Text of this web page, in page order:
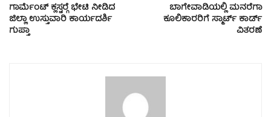
ಗಾರ್ಮೆಂಟ್ ಕ್ಲಸ್ಟರ್‍ಗೆ ಭೇಟಿ ನೀಡಿದ
ಜಿಲ್ಲಾ ಉಸ್ತುವಾರಿ ಕಾರ್ಯದರ್ಶಿ
ಗುಪ್ತಾ
ಬಾಗೇವಾಡಿಯಲ್ಲಿ ಮನರೆಗಾ
ಕೂಲಿಕಾರರಿಗೆ ಸ್ಮಾರ್ಟ್ ಕಾರ್ಡ್
ವಿತರಣೆ